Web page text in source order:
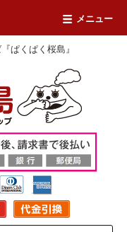
メニュー
ぱくぱく桜島』